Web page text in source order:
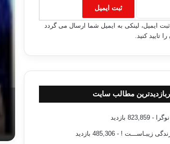
ثبت ایمیل، لینکی به ایمیل شما ارسال می گردد
را تایید کنید.
مطالب سایت
- 823,859 بازدید
زیبـاســـت ! - 485,306 بازدید